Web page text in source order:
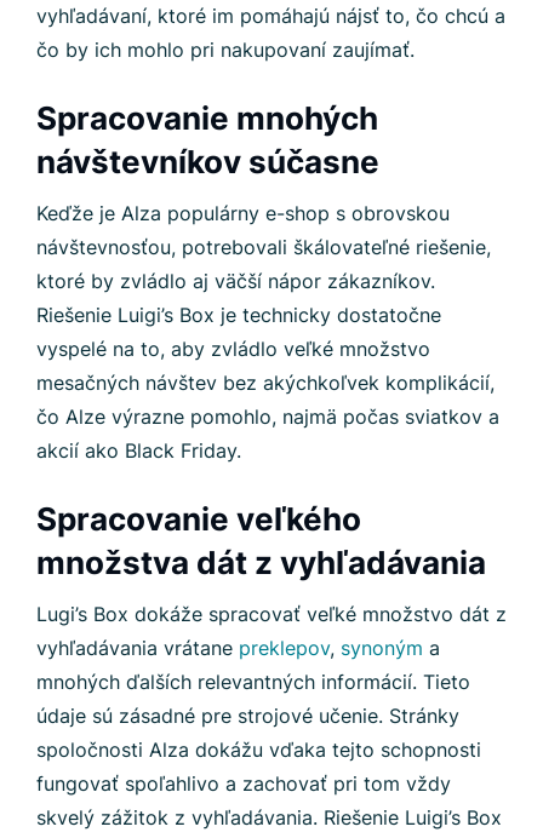
vyhľadávaní, ktoré im pomáhajú nájsť to, čo chcú a
čo by ich mohlo pri nakupovaní zaujímať.
Spracovanie mnohých
návštevníkov súčasne
Keďže je Alza populárny e-shop s obrovskou
návštevnosťou, potrebovali škálovateľné riešenie,
ktoré by zvládlo aj väčší nápor zákazníkov.
Riešenie Luigi’s Box je technicky dostatočne
vyspelé na to, aby zvládlo veľké množstvo
mesačných návštev bez akýchkoľvek komplikácií,
čo Alze výrazne pomohlo, najmä počas sviatkov a
akcií ako Black Friday.
Spracovanie veľkého
množstva dát z vyhľadávania
Lugi’s Box dokáže spracovať veľké množstvo dát z
vyhľadávania vrátane preklepov, synoným a
mnohých ďalších relevantných informácií. Tieto
údaje sú zásadné pre strojové učenie. Stránky
spoločnosti Alza dokážu vďaka tejto schopnosti
fungovať spoľahlivo a zachovať pri tom vždy
skvelý zážitok z vyhľadávania. Riešenie Luigi’s Box